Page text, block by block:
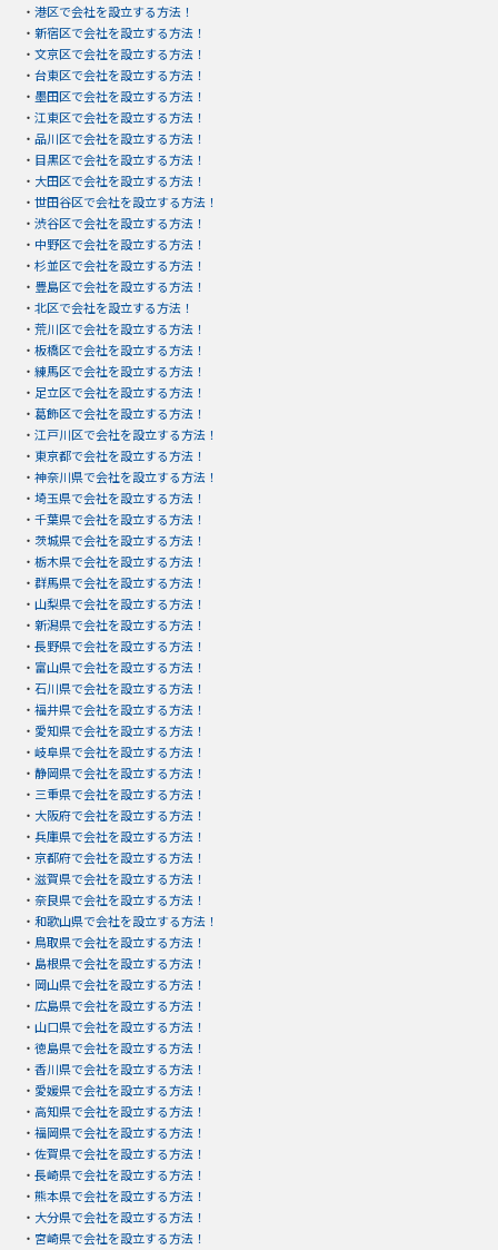
・ 港区で会社を設立する方法！
・ 新宿区で会社を設立する方法！
・ 文京区で会社を設立する方法！
・ 台東区で会社を設立する方法！
・ 墨田区で会社を設立する方法！
・ 江東区で会社を設立する方法！
・ 品川区で会社を設立する方法！
・ 目黒区で会社を設立する方法！
・ 大田区で会社を設立する方法！
・ 世田谷区で会社を設立する方法！
・ 渋谷区で会社を設立する方法！
・ 中野区で会社を設立する方法！
・ 杉並区で会社を設立する方法！
・ 豊島区で会社を設立する方法！
・ 北区で会社を設立する方法！
・ 荒川区で会社を設立する方法！
・ 板橋区で会社を設立する方法！
・ 練馬区で会社を設立する方法！
・ 足立区で会社を設立する方法！
・ 葛飾区で会社を設立する方法！
・ 江戸川区で会社を設立する方法！
・ 東京都で会社を設立する方法！
・ 神奈川県で会社を設立する方法！
・ 埼玉県で会社を設立する方法！
・ 千葉県で会社を設立する方法！
・ 茨城県で会社を設立する方法！
・ 栃木県で会社を設立する方法！
・ 群馬県で会社を設立する方法！
・ 山梨県で会社を設立する方法！
・ 新潟県で会社を設立する方法！
・ 長野県で会社を設立する方法！
・ 富山県で会社を設立する方法！
・ 石川県で会社を設立する方法！
・ 福井県で会社を設立する方法！
・ 愛知県で会社を設立する方法！
・ 岐阜県で会社を設立する方法！
・ 静岡県で会社を設立する方法！
・ 三重県で会社を設立する方法！
・ 大阪府で会社を設立する方法！
・ 兵庫県で会社を設立する方法！
・ 京都府で会社を設立する方法！
・ 滋賀県で会社を設立する方法！
・ 奈良県で会社を設立する方法！
・ 和歌山県で会社を設立する方法！
・ 鳥取県で会社を設立する方法！
・ 島根県で会社を設立する方法！
・ 岡山県で会社を設立する方法！
・ 広島県で会社を設立する方法！
・ 山口県で会社を設立する方法！
・ 徳島県で会社を設立する方法！
・ 香川県で会社を設立する方法！
・ 愛媛県で会社を設立する方法！
・ 高知県で会社を設立する方法！
・ 福岡県で会社を設立する方法！
・ 佐賀県で会社を設立する方法！
・ 長崎県で会社を設立する方法！
・ 熊本県で会社を設立する方法！
・ 大分県で会社を設立する方法！
・ 宮崎県で会社を設立する方法！